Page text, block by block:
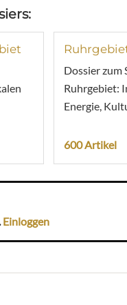
Dossier
Ruhrgebiet:
Energie,
600 Artikel
Einloggen